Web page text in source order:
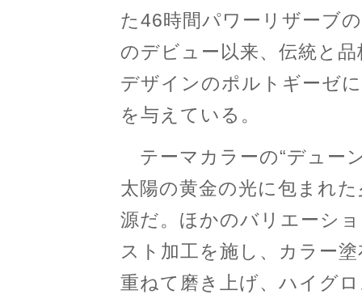
た46時間パワーリザーブ
のデビュー以来、伝統と
デザインのポルトギーゼ
を与えている。
テーマカラーの“デュー
太陽の黄金の光に包まれ
源だ。ほかのバリエーシ
スト加工を施し、カラー
重ねて磨き上げ、ハイグ